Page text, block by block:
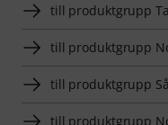
till produktgrupp
till produktgrupp
till produktgrupp
till produktgrupp